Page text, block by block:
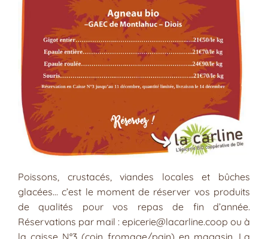
Poissons, crustacés, viandes locales et bûches
glacées… c’est le moment de réserver vos produits
de qualités pour vos repas de fin d’année.
Réservations par mail : epicerie@lacarline.coop ou à
la caisse N°3 (coin fromage/pain) en magasin. La